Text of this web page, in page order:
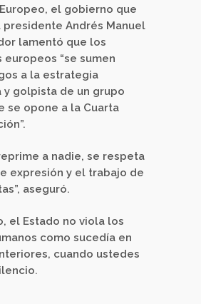
el gobierno que
presidente Andrés Manuel
lamentó que los
“se sumen
a la estrategia
y golpista de un grupo
se opone a la Cuarta
a nadie, se respeta
expresión y el trabajo de
aseguró.
el Estado no viola los
como sucedía en
cuando ustedes
.